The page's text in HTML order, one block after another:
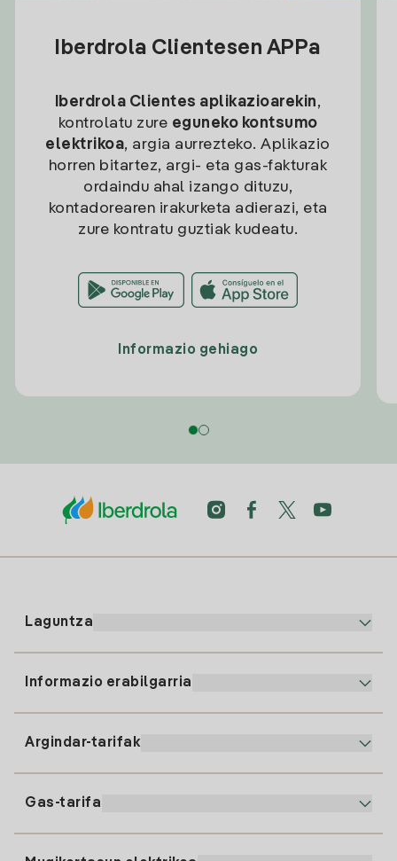
Iberdrola Clientesen APPa
Iberdrola Clientes aplikazioarekin,
kontrolatu zure eguneko kontsumo
elektrikoa, argia aurrezteko. Aplikazio
horren bitartez, argi- eta gas-fakturak
ordaindu ahal izango dituzu,
kontadorearen irakurketa adierazi, eta
zure kontratu guztiak kudeatu.
Informazio gehiago
Laguntza
91 919 52 73
clientes@tuiberdrola.es
Informazio erabilgarria
Argindar-tarifak
Gas-tarifa